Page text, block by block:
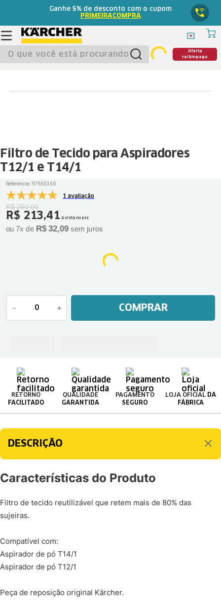
Ganhe 5% de desconto com o cupom
PRIMEIRACOMPRA
O que você está procurando?
Oferta
relâmpago
Filtro de Tecido para Aspiradores
T12/1 e T14/1
Referência::97553350
1 avaliação
R$ 250,00
R$ 213,41 à vista no pix
ou7x de R$ 32,09 sem juros
＋
－ COMPRAR
RETORNO
FACILITADO
QUALIDADE
GARANTIDA
PAGAMENTO
SEGURO
LOJA OFICIAL DA
FÁBRICA
DESCRIÇÃO
Características do Produto
Filtro de tecido reutilizável que retem mais de 80% das
sujeiras.
Compatível com:
Aspirador de pó T14/1
Aspirador de pó T12/1
Peça de reposição original Kärcher.